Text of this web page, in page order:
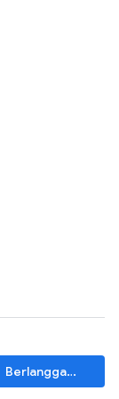
Berlangganan